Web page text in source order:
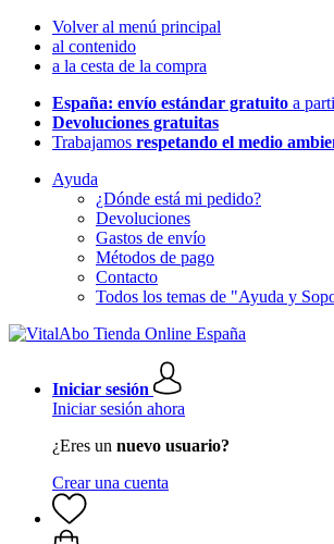
Volver al menú principal
al contenido
a la cesta de la compra
España: envío estándar gratuito a
Devoluciones gratuitas
Trabajamos respetando el medio
Ayuda
¿Dónde está mi pedido?
Devoluciones
Gastos de envío
Métodos de pago
Contacto
Todos los temas de "Ayuda y
Iniciar sesión
Iniciar sesión ahora
¿Eres un nuevo usuario?
Crear una cuenta